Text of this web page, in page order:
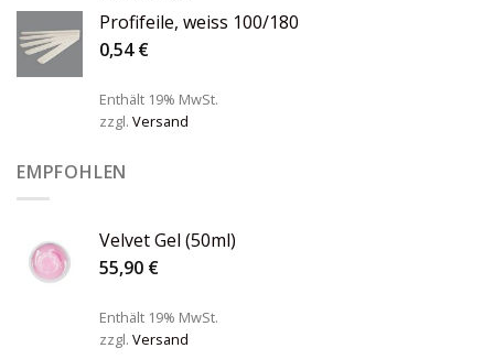
Profifeile, weiss 100/180
0,54€
Enthält 19% MwSt.
zzgl. Versand
EMPFOHLEN
Velvet Gel (50ml)
55,90 €
Enthält 19% MwSt.
zzgl. Versand